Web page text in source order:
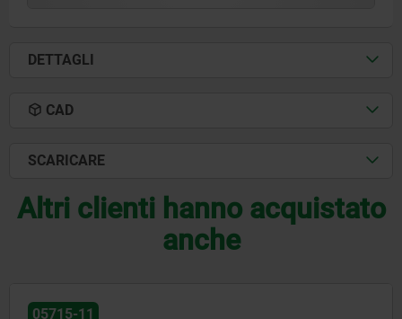
DETTAGLI
CAD
SCARICARE
Altri clienti hanno acquistato
anche
05715-11